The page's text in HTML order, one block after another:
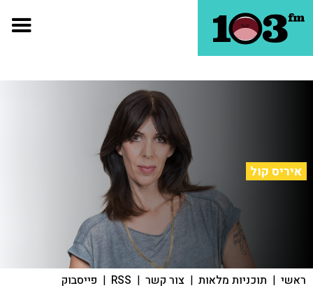
איריס קול
ראשי | תוכניות מלאות | צור קשר |
RSS
| פייסבוק